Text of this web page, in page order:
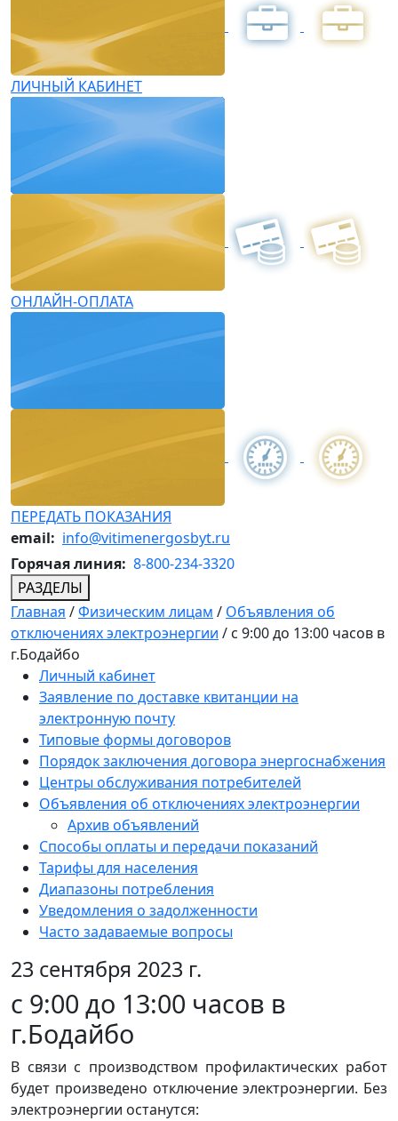
ЛИЧНЫЙ КАБИНЕТ
ОНЛАЙН-ОПЛАТА
ПЕРЕДАТЬ ПОКАЗАНИЯ
email: info@vitimenergosbyt.ru
Горячая линия: 8-800-234-3320
РАЗДЕЛЫ
Главная /Физическим лицам / Объявления об
отключениях электроэнергии / с 9:00 до 13:00 часов в
г.Бодайбо
Личный кабинет
Заявление по доставке квитанции на
электронную почту
Типовые формы договоров
Порядок заключения договора энергоснабжения
Центры обслуживания потребителей
Объявления об отключениях электроэнергии
Архив объявлений
Способы оплаты и передачи показаний
Тарифы для населения
Диапазоны потребления
Уведомления о задолженности
Часто задаваемые вопросы
23 сентября 2023 г.
с 9:00 до 13:00 часов в
г.Бодайбо
В связи с производством профилактических работ
будет произведено отключение электроэнергии. Без
электроэнергии останутся: